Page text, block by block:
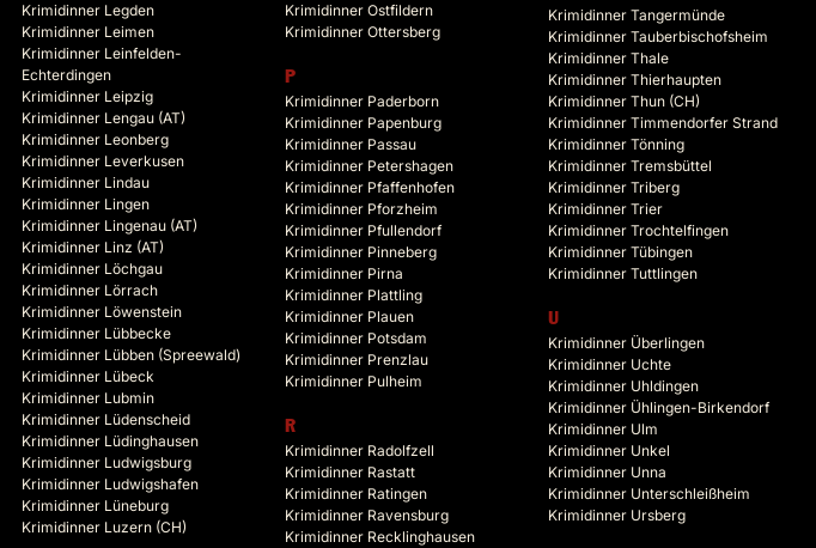
Krimidinner Legden
Krimidinner Leimen
Krimidinner Leinfelden-
Echterdingen
Krimidinner Leipzig
Krimidinner Lengau (AT)
Krimidinner Leonberg
Krimidinner Leverkusen
Krimidinner Lindau
Krimidinner Lingen
Krimidinner Lingenau (AT)
Krimidinner Linz (AT)
Krimidinner Löchgau
Krimidinner Lörrach
Krimidinner Löwenstein
Krimidinner Lübbecke
Krimidinner Lübben (Spreewald)
Krimidinner Lübeck
Krimidinner Lubmin
Krimidinner Lüdenscheid
Krimidinner Lüdinghausen
Krimidinner Ludwigsburg
Krimidinner Ludwigshafen
Krimidinner Lüneburg
Krimidinner Luzern (CH)
Krimidinner Ostfildern
Krimidinner Ottersberg
P
Krimidinner Paderborn
Krimidinner Papenburg
Krimidinner Passau
Krimidinner Petershagen
Krimidinner Pfaffenhofen
Krimidinner Pforzheim
Krimidinner Pfullendorf
Krimidinner Pinneberg
Krimidinner Pirna
Krimidinner Plattling
Krimidinner Plauen
Krimidinner Potsdam
Krimidinner Prenzlau
Krimidinner Pulheim
R
Krimidinner Radolfzell
Krimidinner Rastatt
Krimidinner Ratingen
Krimidinner Ravensburg
Krimidinner Recklinghausen
Krimidinner Tangermünde
Krimidinner Tauberbischofsheim
Krimidinner Thale
Krimidinner Thierhaupten
Krimidinner Thun (CH)
Krimidinner Timmendorfer Strand
Krimidinner Tönning
Krimidinner Tremsbüttel
Krimidinner Triberg
Krimidinner Trier
Krimidinner Trochtelfingen
Krimidinner Tübingen
Krimidinner Tuttlingen
U
Krimidinner Überlingen
Krimidinner Uchte
Krimidinner Uhldingen
Krimidinner Ühlingen-Birkendorf
Krimidinner Ulm
Krimidinner Unkel
Krimidinner Unna
Krimidinner Unterschleißheim
Krimidinner Ursberg